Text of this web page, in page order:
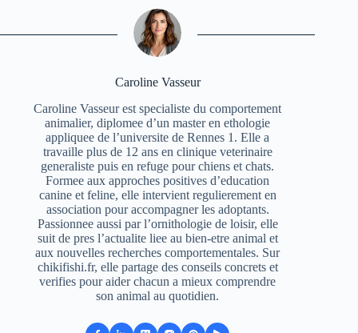
Caroline Vasseur
Caroline Vasseur est specialiste du comportement
animalier, diplomee d’un master en ethologie
appliquee de l’universite de Rennes 1. Elle a
travaille plus de 12 ans en clinique veterinaire
generaliste puis en refuge pour chiens et chats.
Formee aux approches positives d’education
canine et feline, elle intervient regulierement en
association pour accompagner les adoptants.
Passionnee aussi par l’ornithologie de loisir, elle
suit de pres l’actualite liee au bien-etre animal et
aux nouvelles recherches comportementales. Sur
chikifishi.fr, elle partage des conseils concrets et
verifies pour aider chacun a mieux comprendre
son animal au quotidien.